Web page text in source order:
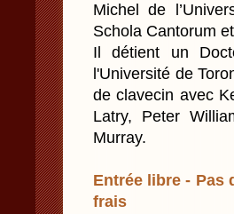
Michel de
Schola Cantorum
Il détient un
l'Université de
de clavecin avec
Latry, Peter
Murray.
Entrée libre - Pas
frais